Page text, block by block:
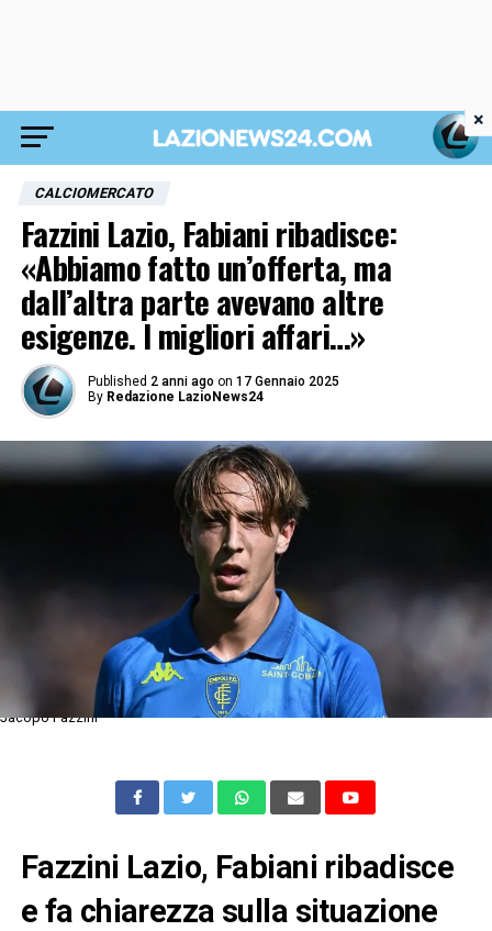
CALCIOMERCATO
Fazzini Lazio, Fabiani ribadisce:
«Abbiamo fatto un’offerta, ma
dall’altra parte avevano altre
esigenze. I migliori affari…»
Published 2 anni ago on 17 Gennaio 2025
By Redazione LazioNews24
Jacopo Fazzini
Fazzini Lazio, Fabiani ribadisce
e fa chiarezza sulla situazione
×